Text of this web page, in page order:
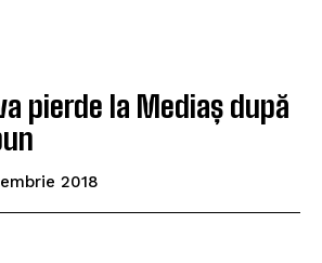
pierde la Mediaș după
2018